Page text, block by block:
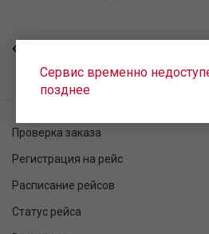
Сервис временно
позднее
Проверка заказа
Регистрация на рейс
Расписание рейсов
Статус рейса